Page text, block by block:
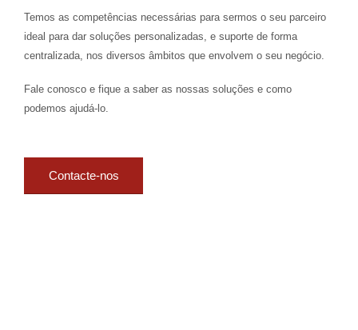
Temos as competências necessárias para sermos o seu parceiro
ideal para dar soluções personalizadas, e suporte de forma
centralizada, nos diversos âmbitos que envolvem o seu negócio.
Fale conosco e fique a saber as nossas soluções e como
podemos ajudá-lo.
Contacte-nos